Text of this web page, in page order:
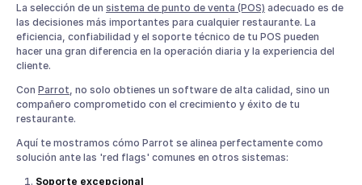
La selección de un sistema de punto de venta (POS) adecuado es de
las decisiones más importantes para cualquier restaurante. La
eficiencia, confiabilidad y el soporte técnico de tu POS pueden
hacer una gran diferencia en la operación diaria y la experiencia del
cliente.
Con Parrot, no solo obtienes un software de alta calidad, sino un
compañero comprometido con el crecimiento y éxito de tu
restaurante.
Aquí te mostramos cómo Parrot se alinea perfectamente como
solución ante las 'red flags' comunes en otros sistemas:
Soporte excepcional